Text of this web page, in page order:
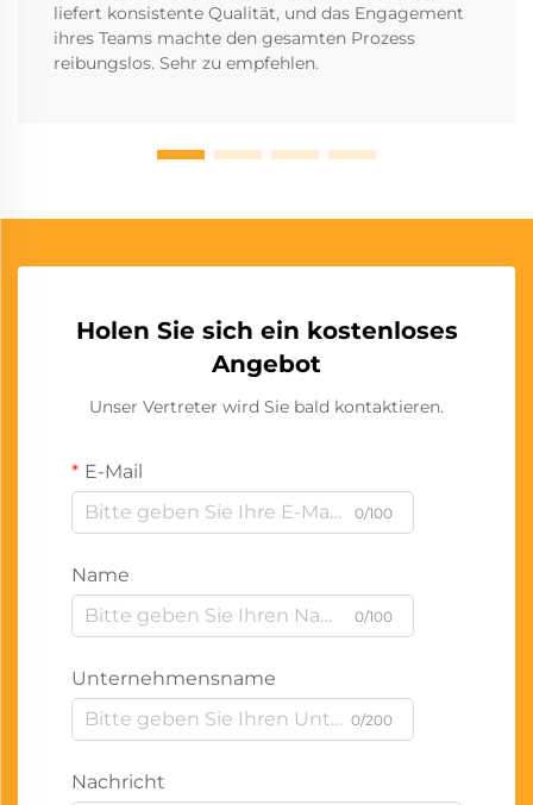
liefert konsistente Qualität, und das Engagement
ihres Teams machte den gesamten Prozess
reibungslos. Sehr zu empfehlen.
Holen Sie sich ein kostenloses
Angebot
Unser Vertreter wird Sie bald kontaktieren.
E-Mail
0/100
Name
0/100
Unternehmensname
0/200
Nachricht